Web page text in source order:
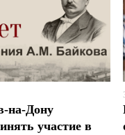
на-Дону
участие в